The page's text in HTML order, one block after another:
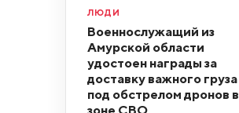
ЛЮДИ
Военнослужащий из
Амурской области
удостоен награды за
доставку важного груза
под обстрелом дронов в